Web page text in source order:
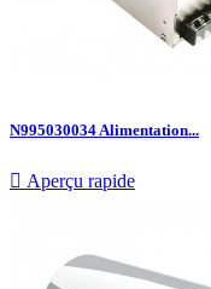
N995030034 Alimentation...
 Aperçu rapide